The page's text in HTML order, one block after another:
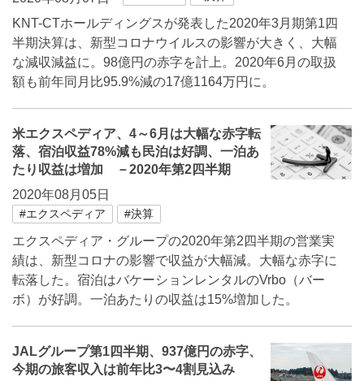
KNT-CTホールディングスが発表した2020年3月期第1四
半期決算は、新型コロナウイルスの影響が大きく、大幅
な減収減益に。98億円の赤字を計上。2020年6月の取扱
額も前年同月比95.9%減の17億1164万円に。
米エクスペディア、4～6月は大幅な赤字転
落、宿泊収益78%減も民泊は好調、一泊あ
たり収益は増加 －2020年第2四半期
2020年08月05日
#エクスペディア #決算
エクスペディア・グループの2020年第2四半期の営業実
績は、新型コロナの影響で収益が大幅減。大幅な赤字に
転落した。宿泊はバケーションレンタルのVrbo（バー
ボ）が好調。一泊あたりの収益は15%増加した。
JALグループ第1四半期、937億円の赤字、
今期の旅客収入は前年比3〜4割見込み